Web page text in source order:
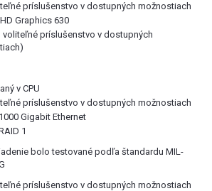
príslušenstvo v dostupných možnostiach
Graphics 630
voliteľné príslušenstvo v dostupných
v CPU
príslušenstvo v dostupných možnostiach
Gigabit Ethernet
1
bolo testované podľa štandardu MIL-
príslušenstvo v dostupných možnostiach